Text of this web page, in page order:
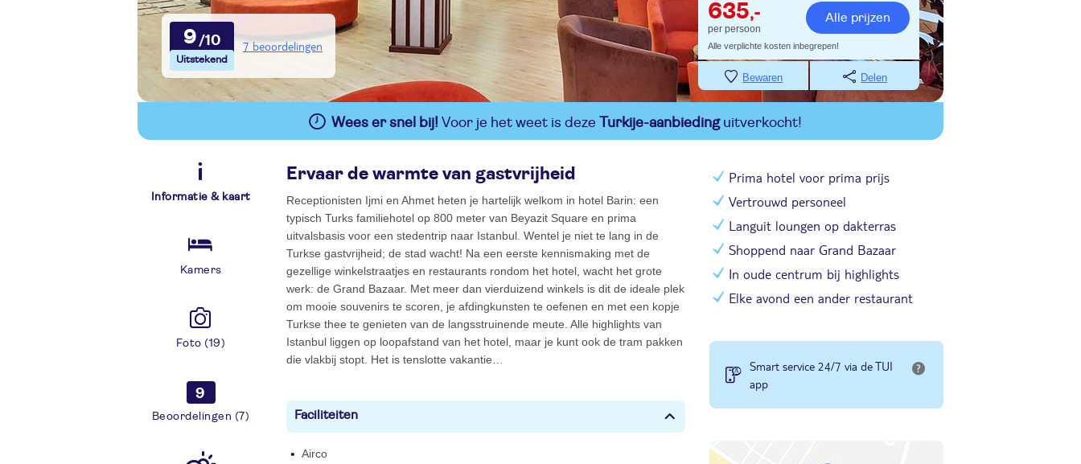
9 7 beoordelingen
635,-
per persoon
Alle prijzen
Alle verplichte kosten inbegrepen!
Bewaren Delen
Wees er snel bij! Voor je het weet is deze Turkije-aanbiedinguitverkocht!
Informatie & kaart
Kamers
Foto (19)
9
Beoordelingen (7)
Ervaar de warmte van gastvrijheid
Receptionisten Ijmi en Ahmet heten je hartelijk welkom in hotel Barin: een
typisch Turks familiehotel op 800 meter van Beyazit Square en prima
uitvalsbasis voor een stedentrip naar Istanbul. Wentel je niet te lang in de
Turkse gastvrijheid; de stad wacht! Na een eerste kennismaking met de
gezellige winkelstraatjes en restaurants rondom het hotel, wacht het grote
werk: de Grand Bazaar. Met meer dan vierduizend winkels is dit de ideale plek
om mooie souvenirs te scoren, je afdingkunsten te oefenen en met een kopje
Turkse thee te genieten van de langsstruinende meute. Alle highlights van
Istanbul liggen op loopafstand van het hotel, maar je kunt ook de tram pakken
die vlakbij stopt. Het is tenslotte vakantie…
Faciliteiten
Airco
Prima hotel voor prima prijs
Vertrouwd personeel
Languit loungen op dakterras
Shoppend naar Grand Bazaar
In oude centrum bij highlights
Elke avond een ander restaurant
Smart service 24/7 via de TUI
app